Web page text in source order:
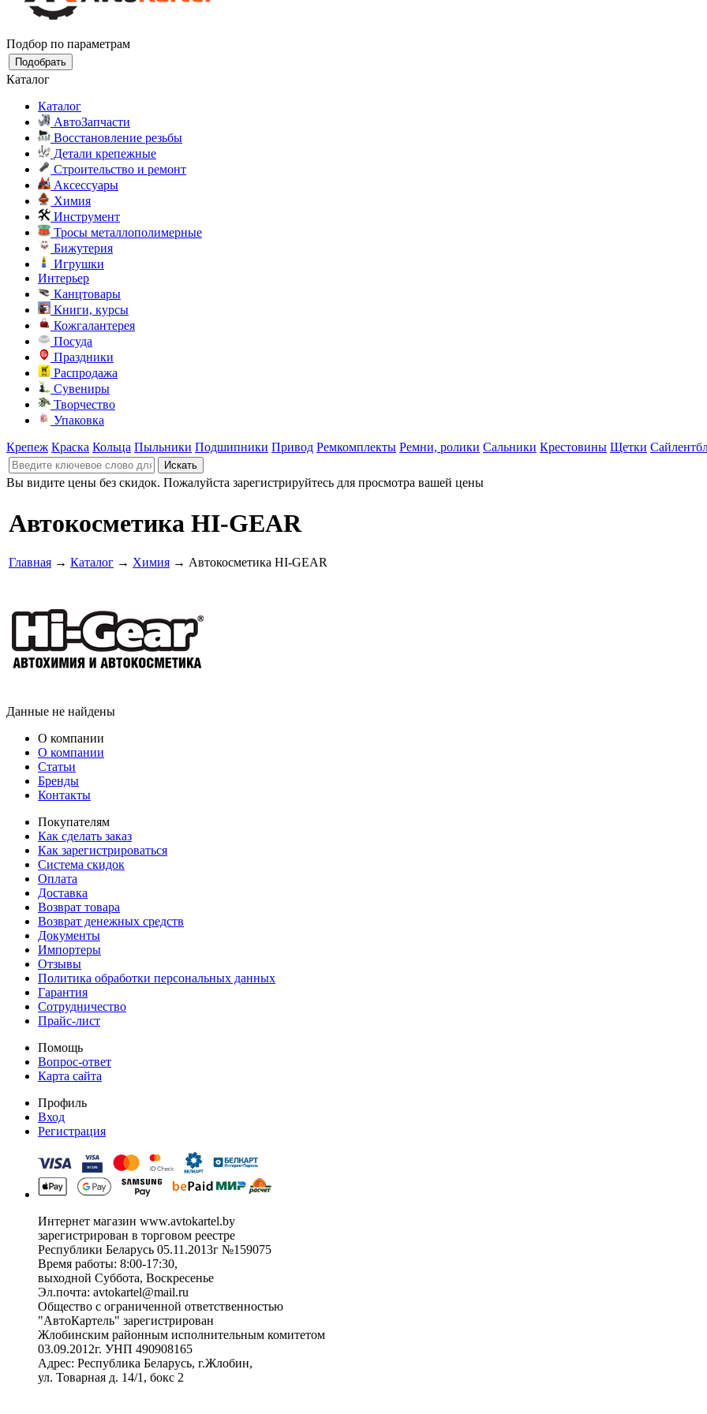
Подбор по параметрам
Подобрать
Каталог
Каталог
АвтоЗапчасти
Восстановление резьбы
Детали крепежные
Строительство и ремонт
Аксессуары
Химия
Инструмент
Тросы металлополимерные
Бижутерия
Игрушки
Интерьер
Канцтовары
Книги, курсы
Кожгалантерея
Посуда
Праздники
Распродажа
Сувениры
Творчество
Упаковка
Крепеж Краска Кольца Пыльники Подшипники Привод Ремкомплекты Ремни, ролики Сальники Крестовины Щетки
Вы видите цены без скидок. Пожалуйста зарегистрируйтесь для просмотра вашей цены
Автокосметика HI-GEAR
Главная → Каталог → Химия → Автокосметика HI-GEAR
Данные не найдены
О компании
О компании
Статьи
Бренды
Контакты
Покупателям
Как сделать заказ
Как зарегистрироваться
Система скидок
Оплата
Доставка
Возврат товара
Возврат денежных средств
Документы
Импортеры
Отзывы
Политика обработки персональных данных
Гарантия
Сотрудничество
Прайс-лист
Помощь
Вопрос-ответ
Карта сайта
Профиль
Вход
Регистрация
Интернет магазин www.avtokartel.by
зарегистрирован в торговом реестре
Республики Беларусь 05.11.2013г №159075
Время работы: 8:00-17:30,
выходной Суббота, Воскресенье
Эл.почта: avtokartel@mail.ru
Общество с ограниченной ответственностью
"АвтоКартель" зарегистрирован
Жлобинским районным исполнительным комитетом
03.09.2012г. УНП 490908165
Адрес: Республика Беларусь, г.Жлобин,
ул. Товарная д. 14/1, бокс 2